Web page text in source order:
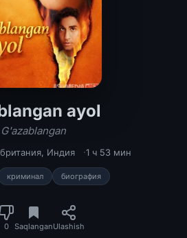
ayol
/ G'azablangan
G'azablangan
, Индия 1 ч 53 мин
криминал биография
0 SaqlanganUlashish